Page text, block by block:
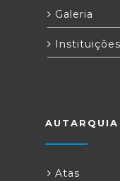
Galeria
Instituições
AUTARQUIA
Atas